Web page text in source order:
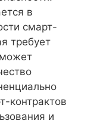
в
смарт-
требует
контрактов
и